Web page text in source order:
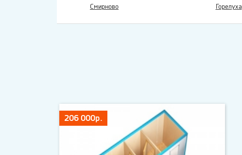
Смирново Горелуха
206 000р.